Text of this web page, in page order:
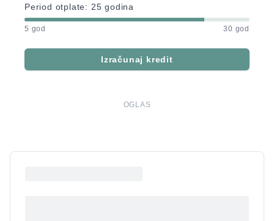
Period otplate: 25 godina
5 god 30 god
Izračunaj kredit
OGLAS